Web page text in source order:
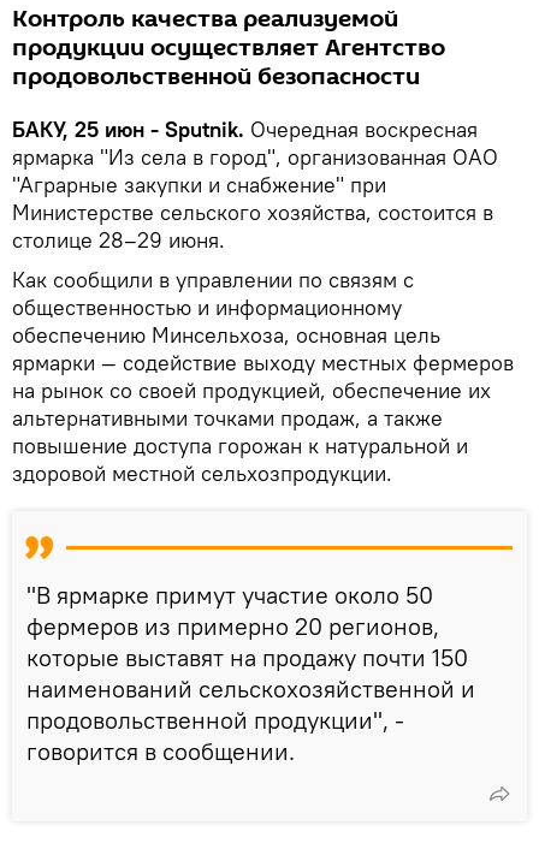
Контроль качества реализуемой
продукции осуществляет Агентство
продовольственной безопасности
БАКУ, 25 июн - Sputnik. Очередная воскресная
ярмарка "Из села в город", организованная ОАО
"Аграрные закупки и снабжение" при
Министерстве сельского хозяйства, состоится в
столице 28–29 июня.
Как сообщили в управлении по связям с
общественностью и информационному
обеспечению Минсельхоза, основная цель
ярмарки — содействие выходу местных фермеров
на рынок со своей продукцией, обеспечение их
альтернативными точками продаж, а также
повышение доступа горожан к натуральной и
здоровой местной сельхозпродукции.
"В ярмарке примут участие около 50
фермеров из примерно 20 регионов,
которые выставят на продажу почти 150
наименований сельскохозяйственной и
продовольственной продукции", -
говорится в сообщении.